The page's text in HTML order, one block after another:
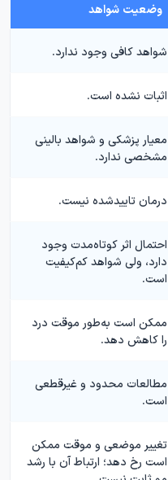
وضعیت شواهد
شواهد کافی وجود ندارد.
اثبات نشده است.
معیار پزشکی و شواهد بالینی
مشخصی ندارد.
درمان تاییدشده نیست.
احتمال اثر کوتاه‌مدت وجود
دارد، ولی شواهد کم‌کیفیت
است.
ممکن است به‌طور موقت درد
را کاهش دهد.
مطالعات محدود و غیرقطعی
است.
تغییر موضعی و موقت ممکن
است رخ دهد؛ ارتباط آن با رشد